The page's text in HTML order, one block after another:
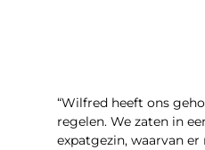
“Wilfred heeft ons
regelen. We zaten in
expatgezin, waarvan